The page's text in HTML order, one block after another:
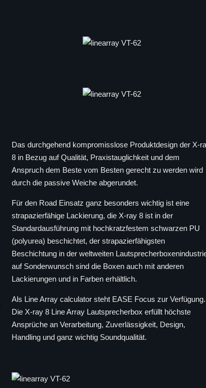
Das durchgehend kompromisslose Produktdesign der X-
8 in Bezug auf Qualität, Praxistauglichkeit und dem
Anspruch dem Beste vom Besten gerecht zu werden wird
durch die passive Weiche abgerundet.
Für den Road Einsatz ganz besonders wichtig ist eine
strapazierfähige Lackierung, die X-ray 8 ist in der
Standardausführung mit hochkratzfestem schwarzen PU
(polyurea) beschichtet, der strapazierfähigsten
Beschichtung in der weltweiten
auf Sonderwunsch sind die Boxen auch mit anderen
Lackierungen und in Farben erhältlich.
Als Line Array calculator steht EASE Focus zur Verfügung.
Die X-ray 8 Line Array Lautsprecherbox erfüllt höchste
Ansprüche an Verarbeitung, Zuverlässigkeit, Design,
Handling und ganz wichtig Soundqualität.